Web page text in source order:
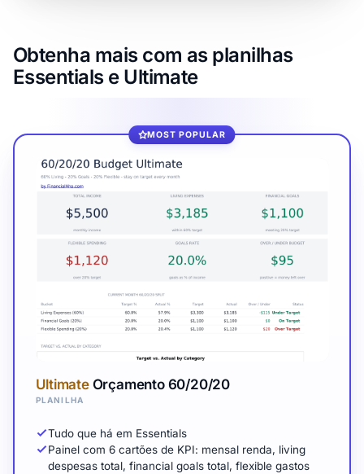
Obtenha mais com as planilhas
Essentials e Ultimate
MOST POPULAR
UltimateOrçamento 60/20/20
PLANILHA
Tudo que há em Essentials
Painel com 6 cartões de KPI: mensal renda, living
despesas total, financial goals total, flexible gastos